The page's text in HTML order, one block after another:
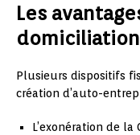
Les
domiciliation
Plusieurs dispositifs
création d’auto-
L’exonération de la